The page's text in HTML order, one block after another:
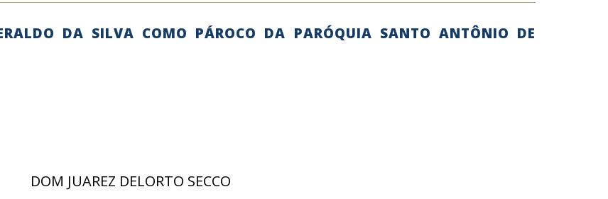
DA SILVA COMO PÁROCO DA PARÓQUIA SANTO ANTÔNIO DE
DOM JUAREZ DELORTO SECCO